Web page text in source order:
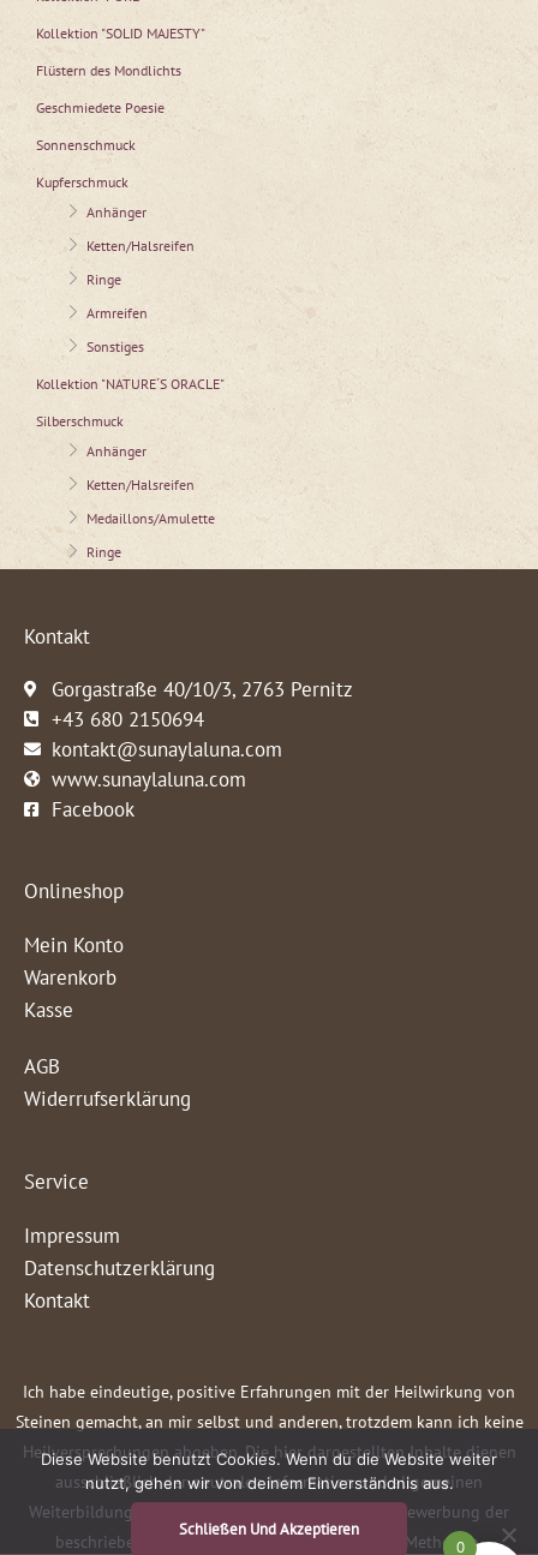
Kollektion "SOLID MAJESTY"
Flüstern des Mondlichts
Geschmiedete Poesie
Sonnenschmuck
Kupferschmuck
Anhänger
Ketten/Halsreifen
Ringe
Armreifen
Sonstiges
Kollektion "NATURE´S ORACLE"
Silberschmuck
Anhänger
Ketten/Halsreifen
Medaillons/Amulette
Ringe
Kontakt
Gorgastraße 40/10/3, 2763 Pernitz
+43 680 2150694
kontakt@sunaylaluna.com
www.sunaylaluna.com
Facebook
Onlineshop
Mein Konto
Warenkorb
Kasse
AGB
Widerrufserklärung
Service
Impressum
Datenschutzerklärung
Kontakt
Ich habe eindeutige, positive Erfahrungen mit der Heilwirkung von
Steinen gemacht, an mir selbst und anderen, trotzdem kann ich keine
Heilversprechungen abgeben. Die hier dargestellten Inhalte dienen
ausschließlich der neutralen Information und allgemeinen
Weiterbildung. Sie stellen keine Empfehlung oder Bewerbung der
beschriebenen oder erwähnten diagnostischen Methoden,
0
Diese Website benutzt Cookies. Wenn du die Website weiter
nutzt, gehen wir von deinem Einverständnis aus.
Schließen Und Akzeptieren